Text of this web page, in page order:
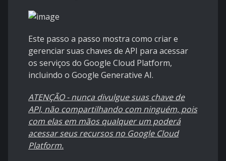
Este passo a passo mostra como criar e
gerenciar suas chaves de API para acessar
os serviços do Google Cloud Platform,
incluindo o Google Generative AI.
ATENÇÃO - nunca divulgue suas chave de
API, não compartilhando com ninguém, pois
com elas em mãos qualquer um poderá
acessar seus recursos no Google Cloud
Platform.